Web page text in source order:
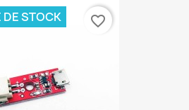
DE STOCK favorite_border